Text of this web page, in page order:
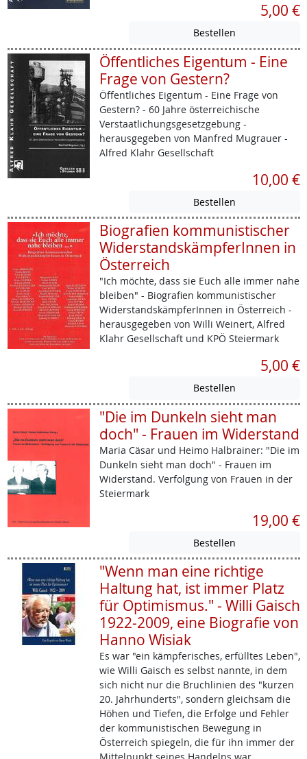
5,00 €
Öffentliches Eigentum - Eine
Frage von Gestern?
Öffentliches Eigentum - Eine Frage von
Gestern? - 60 Jahre österreichische
Verstaatlichungsgesetzgebung -
herausgegeben von Manfred Mugrauer -
Alfred Klahr Gesellschaft
10,00 €
Biografien kommunistischer
WiderstandskämpferInnen in
Österreich
"Ich möchte, dass sie Euch alle immer nahe
bleiben" - Biografien kommunistischer
WiderstandskämpferInnen in Österreich -
herausgegeben von Willi Weinert, Alfred
Klahr Gesellschaft und KPÖ Steiermark
5,00 €
"Die im Dunkeln sieht man
doch" - Frauen im Widerstand
Maria Cäsar und Heimo Halbrainer: "Die im
Dunkeln sieht man doch" - Frauen im
Widerstand. Verfolgung von Frauen in der
Steiermark
19,00 €
"Wenn man eine richtige
Haltung hat, ist immer Platz
für Optimismus." - Willi Gaisch
1922-2009, eine Biografie von
Hanno Wisiak
Es war "ein kämpferisches, erfülltes Leben",
wie Willi Gaisch es selbst nannte, in dem
sich nicht nur die Bruchlinien des "kurzen
20. Jahrhunderts", sondern gleichsam die
Höhen und Tiefen, die Erfolge und Fehler
der kommunistischen Bewegung in
Österreich spiegeln, die für ihn immer der